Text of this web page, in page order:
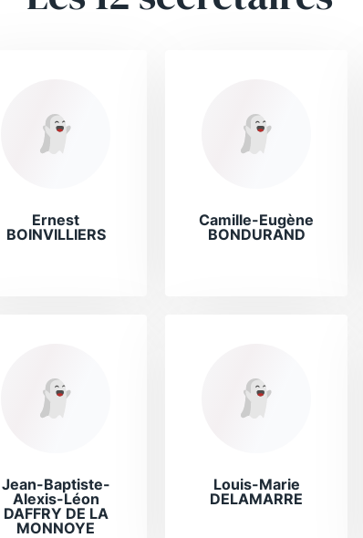
Ernest
BOINVILLIERS
Camille-Eugène
BONDURAND
Jean-Baptiste-
Alexis-Léon
DAFFRY DE LA
MONNOYE
Louis-Marie
DELAMARRE